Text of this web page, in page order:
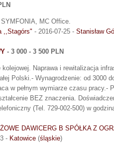
MC Office.
,,Stagórs" - 2016-07-25 - Stanisław
- 3 000 - 3 500 PLN
Naprawa i rewitalizacja
Polski.- Wynagrodzenie: od 3000
w pełnym wymiarze czasu pracy.-
BEZ znaczenia.
(Tel. 729-002-500) w
DAWICERG B SPÓŁKA Z
- Katowice (śląskie)